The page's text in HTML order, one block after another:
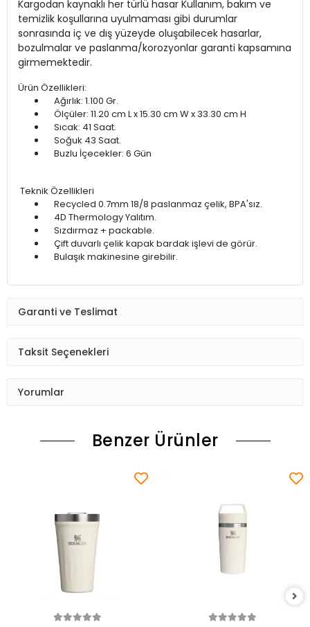
Kargodan kaynaklı her türlü hasar Kullanım, bakım ve
temizlik koşullarına uyulmaması gibi durumlar
sonrasında iç ve dış yüzeyde oluşabilecek hasarlar,
bozulmalar ve paslanma/korozyonlar garanti kapsamına
girmemektedir.
Ürün Özellikleri:
Ağırlık: 1.100 Gr.
Ölçüler: 11.20 cm L x 15.30 cm W x 33.30 cm H
Sıcak: 41 Saat.
Soğuk 43 Saat.
Buzlu İçecekler: 6 Gün
Teknik Özellikleri
Recycled 0.7mm 18/8 paslanmaz çelik, BPA'sız.
4D Thermology Yalıtım.
Sızdırmaz + packable.
Çift duvarlı çelik kapak bardak işlevi de görür.
Bulaşık makinesine girebilir.
Garanti ve Teslimat
Taksit Seçenekleri
Yorumlar
Benzer Ürünler